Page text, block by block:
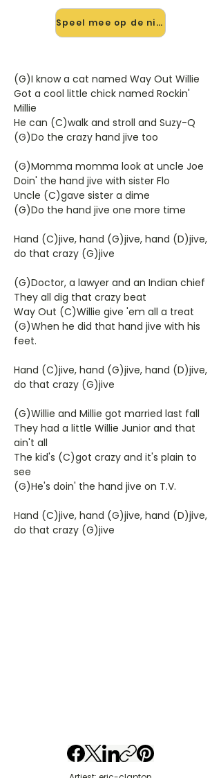
Speel mee op de nieuwe site →
(G)I know a cat named Way Out Willie
Got a cool little chick named Rockin'
Millie
He can (C)walk and stroll and Suzy-Q
(G)Do the crazy hand jive too
(G)Momma momma look at uncle Joe
Doin' the hand jive with sister Flo
Uncle (C)gave sister a dime
(G)Do the hand jive one more time
Hand (C)jive, hand (G)jive, hand (D)jive,
do that crazy (G)jive
(G)Doctor, a lawyer and an Indian chief
They all dig that crazy beat
Way Out (C)Willie give 'em all a treat
(G)When he did that hand jive with his
feet.
Hand (C)jive, hand (G)jive, hand (D)jive,
do that crazy (G)jive
(G)Willie and Millie got married last fall
They had a little Willie Junior and that
ain't all
The kid's (C)got crazy and it's plain to
see
(G)He's doin' the hand jive on T.V.
Hand (C)jive, hand (G)jive, hand (D)jive,
do that crazy (G)jive